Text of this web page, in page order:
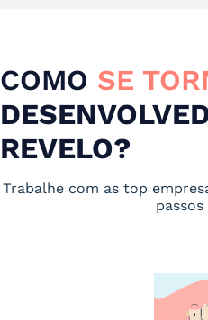
COMO SE
REVELO?
Trabalhe com as top